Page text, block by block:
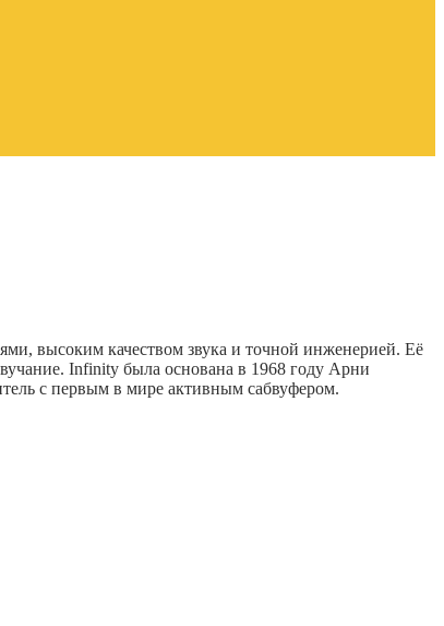
высоким качеством звука и точной инженерией. Её
Infinity была основана в 1968 году Арни
с первым в мире активным сабвуфером.